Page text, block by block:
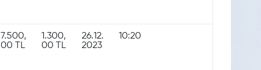
7.500,
00 TL
1.300,
00 TL
26.12.
2023
10:20